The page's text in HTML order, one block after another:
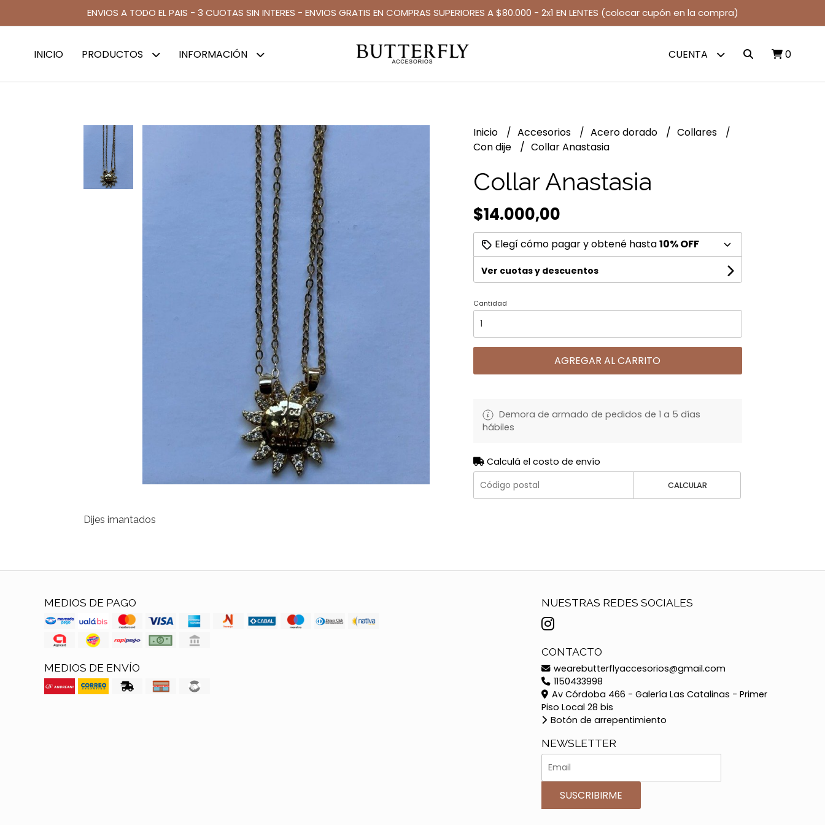
ENVIOS A TODO EL PAIS - 3 CUOTAS SIN INTERES - ENVIOS GRATIS EN COMPRAS SUPERIORES A $80.000 - 2x1 EN LENTES (colocar cupón en la compra)
INICIO PRODUCTOS INFORMACIÓN CUENTA 0
Dijes imantados
Inicio Accesorios Acero dorado
Collares
Con dije
Collar Anastasia
Collar Anastasia
$14.000,00
Elegí cómo pagar y obtené hasta10% OFF
Ver cuotas y descuentos
Cantidad
AGREGAR AL CARRITO
Demora de armado de pedidos de 1 a 5 días
hábiles
Calculá el costo de envío
CALCULAR
MEDIOS DE PAGO
MEDIOS DE ENVÍO
NUESTRAS REDES SOCIALES
CONTACTO
wearebutterflyaccesorios@gmail.com
1150433998
Av Córdoba 466 - Galería Las Catalinas - Primer
Piso Local 28 bis
Botón de arrepentimiento
NEWSLETTER
SUSCRIBIRME